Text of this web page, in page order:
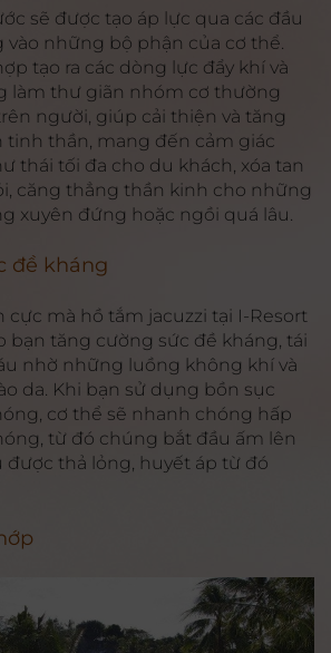
sẽ được tạo áp lực qua các đầu
vào những bộ phận của cơ thể.
tạo ra các dòng lực đẩy khí và
làm thư giãn nhóm cơ thường
người, giúp cải thiện và tăng
tinh thần, mang đến cảm giác
thái tối đa cho du khách, xóa tan
căng thẳng thần kinh cho những
xuyên đứng hoặc ngồi quá lâu.
đề kháng
cực mà hồ tắm jacuzzi tại I-Resort
bạn tăng cường sức đề kháng, tái
nhờ những luồng không khí và
da. Khi bạn sử dụng bồn sục
cơ thể sẽ nhanh chóng hấp
từ đó chúng bắt đầu ấm lên
được thả lỏng, huyết áp từ đó